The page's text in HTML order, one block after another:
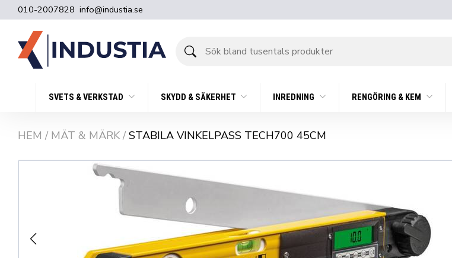
010-2007828 info@industia.se
bland
SVETS & VERKSTAD SKYDD & SÄKERHET INREDNING RENGÖRING & KEM
HEM / MÄT & MÄRK / STABILA VINKELPASS TECH700 45CM